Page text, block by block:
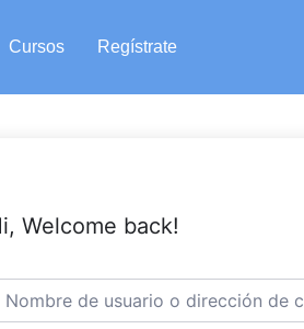
Cursos Regístrate
Welcome back!